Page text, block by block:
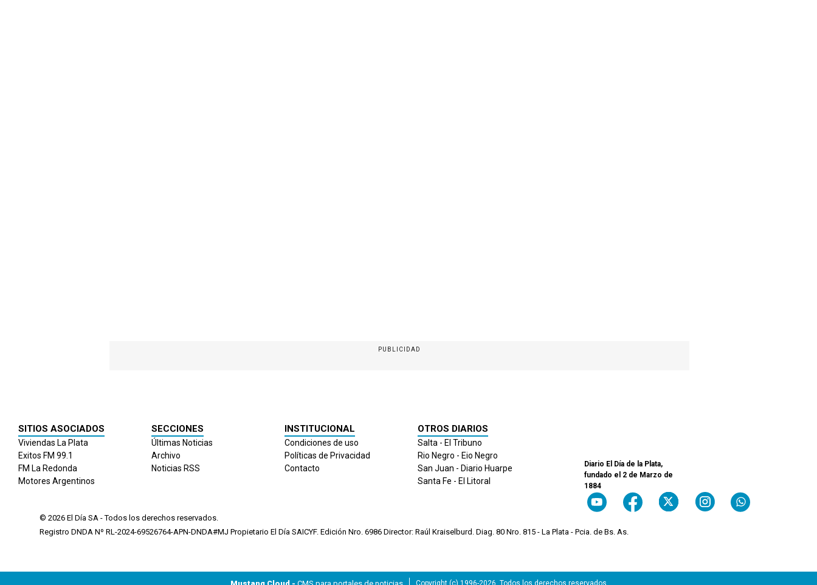
PUBLICIDAD
Diario El Día de la Plata,
fundado el 2 de Marzo de
1884
SITIOS ASOCIADOS
Viviendas La Plata
Exitos FM 99.1
FM La Redonda
Motores Argentinos
SECCIONES
Últimas Noticias
Archivo
Noticias RSS
INSTITUCIONAL
Condiciones de uso
Políticas de Privacidad
Contacto
OTROS DIARIOS
Salta - El Tribuno
Rio Negro - Eio Negro
San Juan - Diario Huarpe
Santa Fe - El Litoral
© 2026 El Día SA - Todos los derechos reservados.
Registro DNDA Nº RL-2024-69526764-APN-DNDA#MJ Propietario El Día SAICYF. Edición Nro. 6986 Director: Raúl Kraiselburd. Diag. 80 Nro. 815 - La Plata - Pcia. de Bs. As.
Mustang Cloud - CMS para portales de noticias Copyright (c) 1996-2026. Todos los derechos reservados.